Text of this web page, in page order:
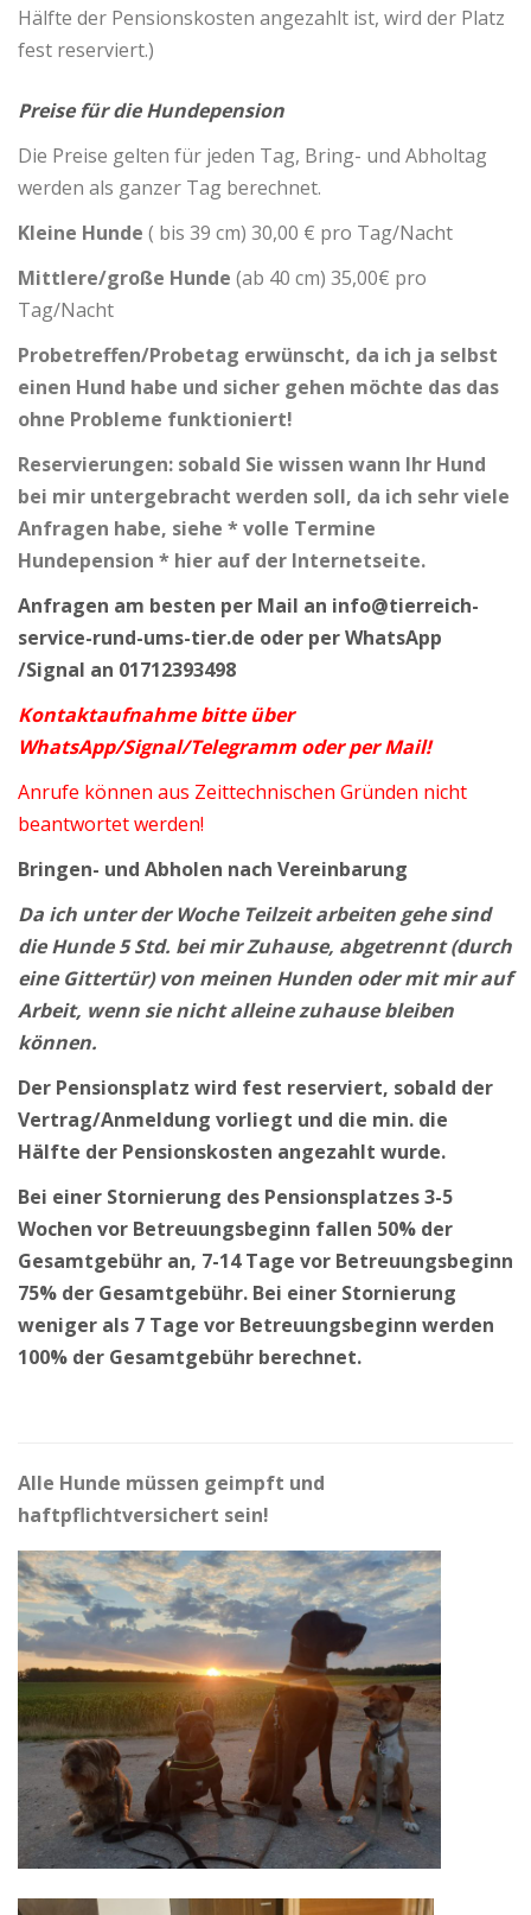
Hälfte der Pensionskosten angezahlt ist, wird der Platz
fest reserviert.)
Preise für die Hundepension
Die Preise gelten für jeden Tag, Bring- und Abholtag
werden als ganzer Tag berechnet.
Kleine Hunde ( bis 39 cm) 30,00 € pro Tag/Nacht
Mittlere/große Hunde (ab 40 cm) 35,00€ pro
Tag/Nacht
Probetreffen/Probetag erwünscht, da ich ja selbst
einen Hund habe und sicher gehen möchte das das
ohne Probleme funktioniert!
Reservierungen: sobald Sie wissen wann Ihr Hund
bei mir untergebracht werden soll, da ich sehr viele
Anfragen habe, siehe * volle Termine
Hundepension * hier auf der Internetseite.
Anfragen am besten per Mail an info@tierreich-
service-rund-ums-tier.de oder per WhatsApp
/Signal an 01712393498
Kontaktaufnahme bitte über
WhatsApp/Signal/Telegramm oder per Mail!
Anrufe können aus Zeittechnischen Gründen nicht
beantwortet werden!
Bringen- und Abholen nach Vereinbarung
Da ich unter der Woche Teilzeit arbeiten gehe sind
die Hunde 5 Std. bei mir Zuhause, abgetrennt (durch
eine Gittertür) von meinen Hunden oder mit mir auf
Arbeit, wenn sie nicht alleine zuhause bleiben
können.
Der Pensionsplatz wird fest reserviert, sobald der
Vertrag/Anmeldung vorliegt und die min. die
Hälfte der Pensionskosten angezahlt wurde.
Bei einer Stornierung des Pensionsplatzes 3-5
Wochen vor Betreuungsbeginn fallen 50% der
Gesamtgebühr an, 7-14 Tage vor Betreuungsbeginn
75% der Gesamtgebühr. Bei einer Stornierung
weniger als 7 Tage vor Betreuungsbeginn werden
100% der Gesamtgebühr berechnet.
Alle Hunde müssen geimpft und
haftpflichtversichert sein!